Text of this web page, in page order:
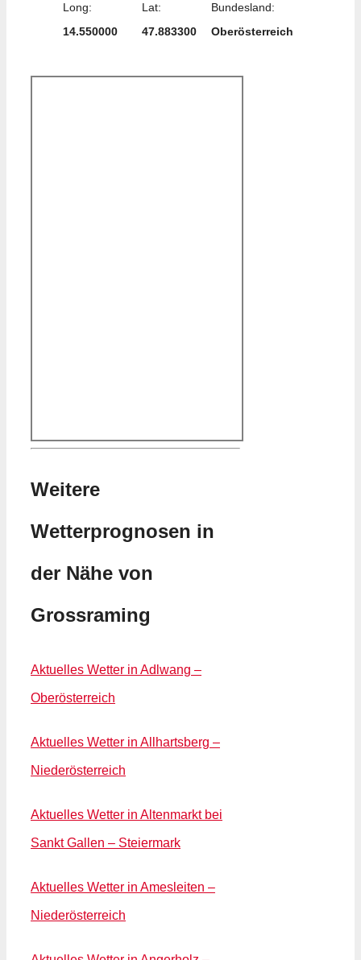
Long:
14.550000
Lat:
47.883300
Bundesland:
Oberösterreich
Weitere
Wetterprognosen in
der Nähe von
Grossraming
Aktuelles Wetter in Adlwang –
Oberösterreich
Aktuelles Wetter in Allhartsberg –
Niederösterreich
Aktuelles Wetter in Altenmarkt bei
Sankt Gallen – Steiermark
Aktuelles Wetter in Amesleiten –
Niederösterreich